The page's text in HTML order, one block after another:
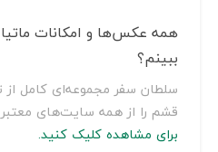
همه عکس‌ها و امکانات
ببینم؟
سلطان سفر مجموعه‌ای کامل از
قشم را از همه سایت‌های
برای مشاهده کلیک کنید.